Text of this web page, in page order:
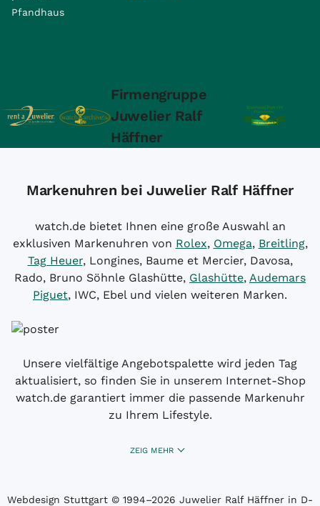
Pfandhaus
Firmengruppe
Juwelier Ralf
Häffner
Markenuhren bei Juwelier Ralf Häffner
watch.de bietet Ihnen eine große Auswahl an
exklusiven Markenuhren von Rolex, Omega, Breitling,
Tag Heuer, Longines, Baume et Mercier, Davosa,
Rado, Bruno Söhnle Glashütte, Glashütte, Audemars
Piguet, IWC, Ebel und vielen weiteren Marken.
Unsere vielfältige Angebotspalette wird jeden Tag
aktualisiert, so finden Sie in unserem Internet-Shop
watch.de garantiert immer die passende Markenuhr
zu Ihrem Lifestyle.
ZEIG MEHR
Webdesign Stuttgart © 1994­–2026 Juwelier Ralf Häffner in D-